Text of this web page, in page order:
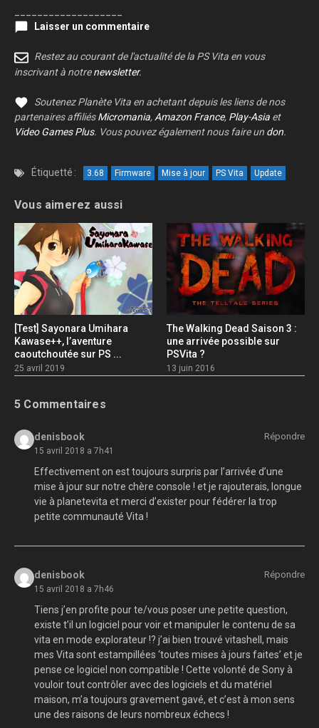
Laisser un commentaire
Restez au courant de l'actualité de la PS Vita en vous
inscrivant à notrenewsletter.
Soutenez Planète Vita en achetant depuis les liens de nos
partenaires affiliésMicromania, Amazon France, Play-Asia et
Video Games Plus. Vous pouvez également nous faire un don.
Étiquetté : 3.68 Firmware Mise à jour PS Vita Update
Vous aimerez aussi
[Test] Sayonara Umihara
Kawase++, l’aventure
caoutchoutée sur PS ...
25 avril 2019
The Walking Dead Saison 3 :
une arrivée possible sur
PSVita ?
13 juin 2016
5 Commentaires
denisbook
15 avril 2018 a 7h41
Répondre
Effectivement on est toujours surpris par l’arrivée d’une
mise à jour sur notre chère console ! et je rajouterais, longue
vie à planetevita et merci d’exister pour fédérer la trop
petite communauté Vita !
denisbook
15 avril 2018 a 7h46
Répondre
Tiens j’en profite pour te/vous poser une petite question,
existe t’il un logiciel pour voir et manipuler le contenu de sa
vita en mode explorateur !? j’ai bien trouvé vitashell, mais
mes Vita sont estampillées ‘toutes mises à jours faites’ et je
pense ce logiciel non compatible ! Cette volonté de Sony à
vouloir tout contrôler avec des logiciels et du matériel
maison, m’a toujours gravement gavé, et c’est à mon sens
une des raisons de leurs nombreux échecs !